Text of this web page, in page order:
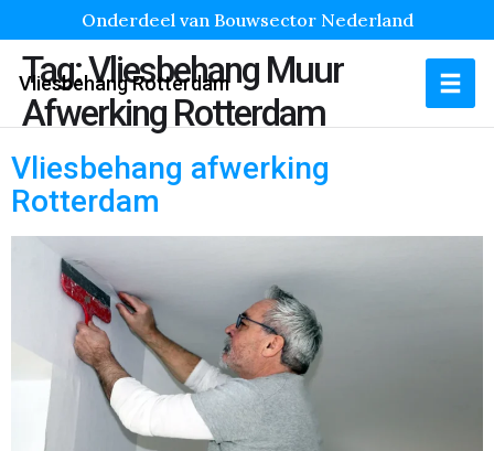
Onderdeel van Bouwsector Nederland
Vliesbehang Rotterdam
Tag:Vliesbehang Muur
Afwerking Rotterdam
Vliesbehang afwerking
Rotterdam